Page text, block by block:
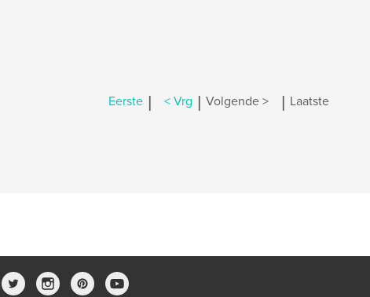
Eerste | < Vrg | Volgende > | Laatste